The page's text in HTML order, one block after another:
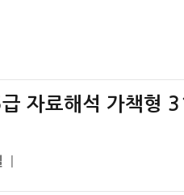
자료해석 가책형